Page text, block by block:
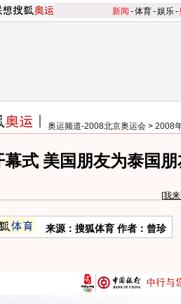
新闻 -体育-娱乐-
奥运频道-2008北京奥运会 > 2008
幕式 美国朋友为泰国
[我
来源：搜狐体育 作者：曾珍